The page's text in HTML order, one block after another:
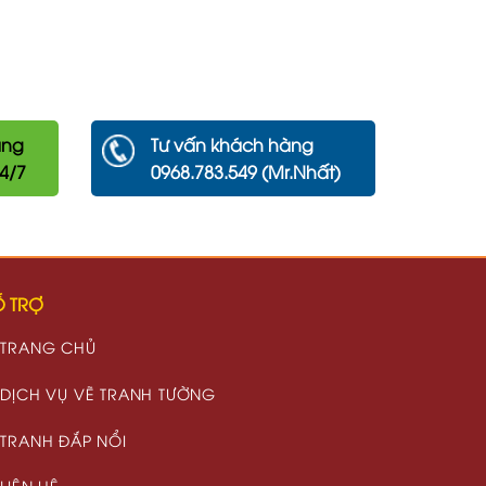
7
Tư vấn khách hàng
0968.783.549 (Mr.Nhất)
TRỢ
TRANG CHỦ
DỊCH VỤ VẼ TRANH TƯỜNG
TRANH ĐẮP NỔI